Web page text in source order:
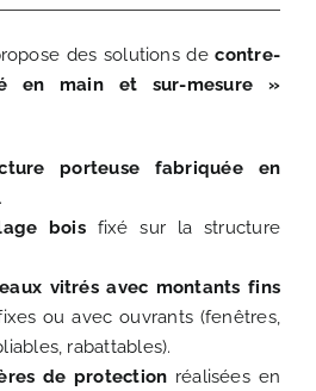
des solutions decontre-
en main et sur-mesure »
porteuse fabriquée en
.
boisfixé sur la structure
vitrés avec montants fins
ou avec ouvrants (fenêtres,
rabattables).
de protection réalisées en